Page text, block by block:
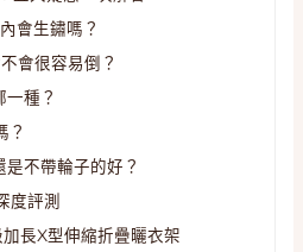
會生鏽嗎？
會很容易倒？
種？
？
不帶輪子的好？
度評測
長X型伸縮折疊曬衣架